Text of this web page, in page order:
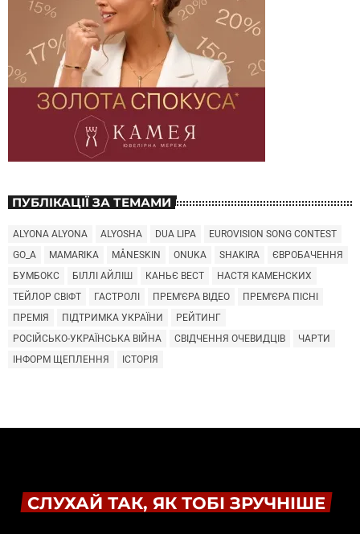
ПУБЛІКАЦІЇ ЗА ТЕМАМИ
ALYONA ALYONA ALYOSHA DUA LIPA
EUROVISION SONG CONTEST
GO_A
MAMARIKA MÅNESKIN ONUKA SHAKIRA
ЄВРОБАЧЕННЯ
БУМБОКС
БІЛЛІ АЙЛІШ КАНЬЄ ВЕСТ
НАСТЯ КАМЕНСКИХ
ТЕЙЛОР СВІФТ
ГАСТРОЛІ ПРЕМ'ЄРА ВІДЕО
ПРЕМ'ЄРА ПІСНІ
ПРЕМІЯ
ПІДТРИМКА УКРАЇНИ
РЕЙТИНГ
РОСІЙСЬКО-УКРАЇНСЬКА ВІЙНА
СВІДЧЕННЯ ОЧЕВИДЦІВ
ЧАРТИ
ІНФОРМ ЩЕПЛЕННЯ
ІСТОРІЯ
СЛУХАЙ ТАК, ЯК ТОБІ ЗРУЧНІШЕ